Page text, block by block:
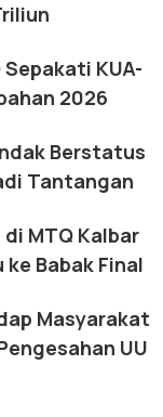
Sepakati KUA-
2026
Berstatus
Tantangan
MTQ Kalbar
ke Babak Final
Masyarakat
UU